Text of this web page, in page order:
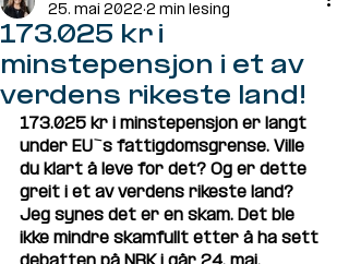
173.025 kr i
minstepensjon i et av
verdens rikeste land!
25. mai 2022 2 min lesing
173.025 kr i minstepensjon er langt
under EU`s fattigdomsgrense. Ville
du klart å leve for det? Og er dette
greit i et av verdens rikeste land?
Jeg synes det er en skam. Det ble
ikke mindre skamfullt etter å ha sett